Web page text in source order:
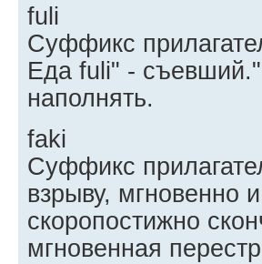
fuli
Суффикс
Еда fuli" -
наполнять.
faki
Суффикс
взрыву, мгновенно
скоропостижно
мгновенная